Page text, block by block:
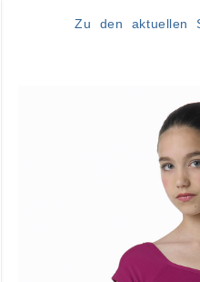
Zu den aktuellen